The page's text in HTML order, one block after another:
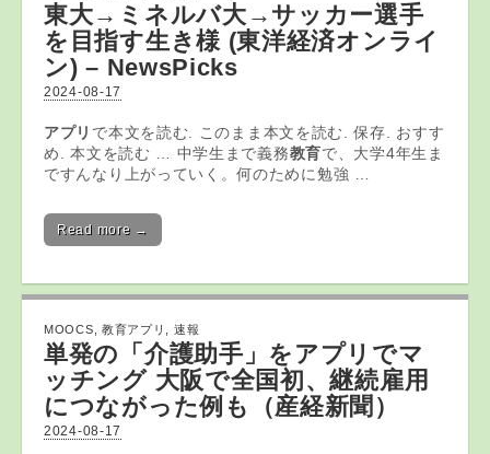
東大→ミネルバ大→サッカー選手
を目指す生き様 (東洋経済オンライ
ン) – NewsPicks
2024-08-17
アプリ で本文を読む. このまま本文を読む. 保存. おすす
め. 本文を読む … 中学生まで義務教育で、大学4年生ま
ですんなり上がっていく。何のために勉強 …
Read more →
MOOCS 教育アプリ 速報
単発の「介護助手」を アプリ でマ
ッチング 大阪で全国初、継続雇用
につながった例も（産経新聞）
2024-08-17